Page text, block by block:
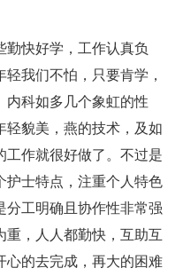
勤快好学，工作认真负
我们不怕，只要肯学，
内科如多几个象虹的性
轻貌美，燕的技术，及如
工作就很好做了。不过是
护士特点，注重个人特色
分工明确且协作性非常强
重，人人都勤快，互助互
心的去完成，再大的困难